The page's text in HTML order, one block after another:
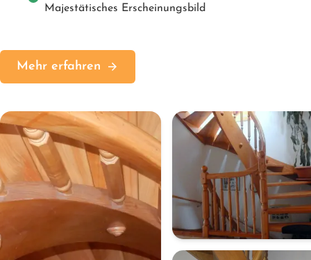
Majestätisches Erscheinungsbild
Mehr erfahren